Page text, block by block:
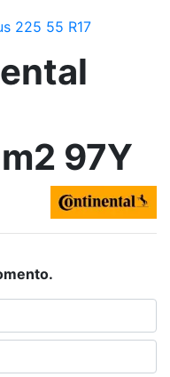
225 55 R17
97Y